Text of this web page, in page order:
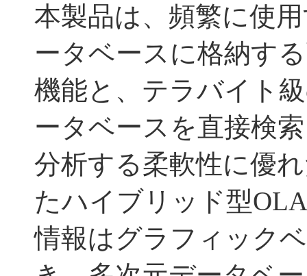
本製品は、頻繁に使
ータベースに格納す
機能と、テラバイト
ータベースを直接検
分析する柔軟性に優
たハイブリッド型
情報はグラフィック